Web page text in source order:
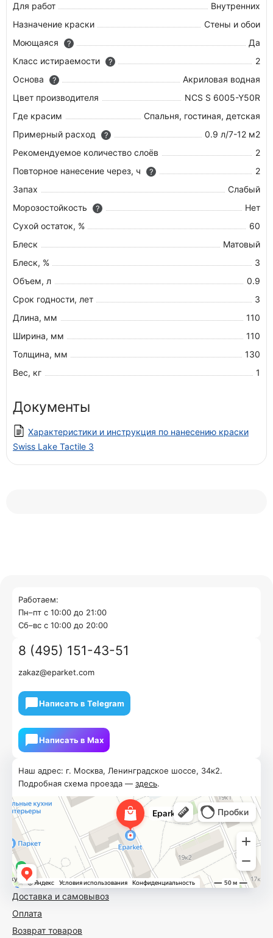
Для работ
Внутренних
Назначение краски
Стены и обои
Моющаяся
?
Да
Класс истираемости
?
2
Основа
?
Акриловая водная
Цвет производителя
NCS S 6005-Y50R
Где красим
Спальня, гостиная, детская
Примерный расход
?
0.9 л/7-12 м2
Рекомендуемое количество слоёв
2
Повторное нанесение через, ч
?
2
Запах
Слабый
Морозостойкость
?
Нет
Сухой остаток, %
60
Блеск
Матовый
Блеск, %
3
Объем, л
0.9
Срок годности, лет
3
Длина, мм
110
Ширина, мм
110
Толщина, мм
130
Вес, кг
1
Документы
Характеристики и инструкция по нанесению краски
Swiss Lake Tactile 3
Доставка и самовывоз
Оплата
Возврат товаров
Наш адрес: г. Москва, Ленинградское шоссе, 34к2.
Подробная схема проезда — здесь.
Работаем:
Пн–пт с 10:00 до 21:00
Cб–вс с 10:00 до 20:00
8 (495) 151-43-51
zakaz@eparket.com
Написать в Telegram
Написать в Мах